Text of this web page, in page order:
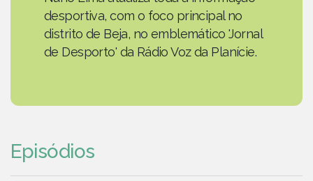
desportiva, com o foco principal no
distrito de Beja, no emblemático 'Jornal
de Desporto' da Rádio Voz da Planície.
Episódios